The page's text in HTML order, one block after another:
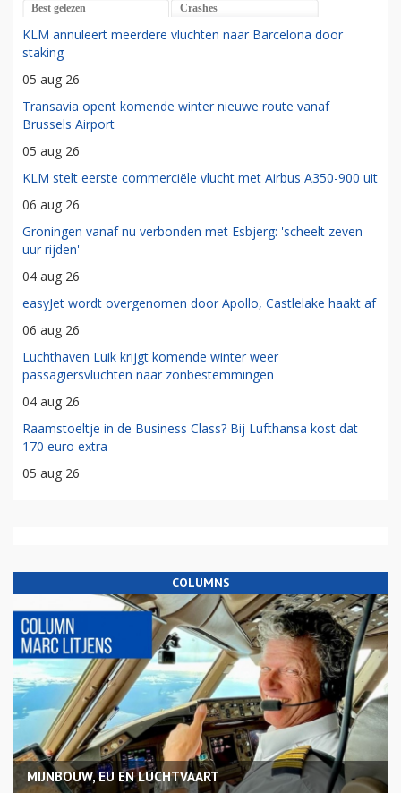
Best gelezen Crashes
KLM annuleert meerdere vluchten naar Barcelona door
staking
05 aug 26
Transavia opent komende winter nieuwe route vanaf
Brussels Airport
05 aug 26
KLM stelt eerste commerciële vlucht met Airbus A350-900 uit
06 aug 26
Groningen vanaf nu verbonden met Esbjerg: 'scheelt zeven
uur rijden'
04 aug 26
easyJet wordt overgenomen door Apollo, Castlelake haakt af
06 aug 26
Luchthaven Luik krijgt komende winter weer
passagiersvluchten naar zonbestemmingen
04 aug 26
Raamstoeltje in de Business Class? Bij Lufthansa kost dat
170 euro extra
05 aug 26
COLUMNS
MIJNBOUW, EU EN LUCHTVAART